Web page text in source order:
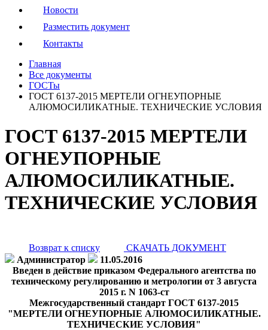
Новости
Разместить документ
Контакты
Главная
Все документы
ГОСТы
ГОСТ 6137-2015 МЕРТЕЛИ ОГНЕУПОРНЫЕ
АЛЮМОСИЛИКАТНЫЕ. ТЕХНИЧЕСКИЕ УСЛОВИЯ
ГОСТ 6137-2015 МЕРТЕЛИ
ОГНЕУПОРНЫЕ
АЛЮМОСИЛИКАТНЫЕ.
ТЕХНИЧЕСКИЕ УСЛОВИЯ
Возврат к списку
СКАЧАТЬ ДОКУМЕНТ
Администратор
11.05.2016
Введен в действие приказом Федерального агентства по
техническому регулированию и метрологии от 3 августа
2015 г. N 1063-ст
Межгосударственный стандарт ГОСТ 6137-2015
"МЕРТЕЛИ ОГНЕУПОРНЫЕ АЛЮМОСИЛИКАТНЫЕ.
ТЕХНИЧЕСКИЕ УСЛОВИЯ"